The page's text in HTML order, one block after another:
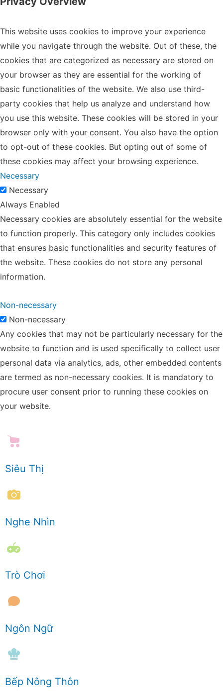
This website uses cookies to improve your experience
while you navigate through the website. Out of these, the
cookies that are categorized as necessary are stored on
your browser as they are essential for the working of
basic functionalities of the website. We also use third-
party cookies that help us analyze and understand how
you use this website. These cookies will be stored in your
browser only with your consent. You also have the option
to opt-out of these cookies. But opting out of some of
these cookies may affect your browsing experience.
Necessary
Necessary
Always Enabled
Necessary cookies are absolutely essential for the website
to function properly. This category only includes cookies
that ensures basic functionalities and security features of
the website. These cookies do not store any personal
information.
Non-necessary
Non-necessary
Any cookies that may not be particularly necessary for the
website to function and is used specifically to collect user
personal data via analytics, ads, other embedded contents
are termed as non-necessary cookies. It is mandatory to
procure user consent prior to running these cookies on
your website.
Siêu Thị
Nghe Nhìn
Trò Chơi
Ngôn Ngữ
Bếp Nông Thôn